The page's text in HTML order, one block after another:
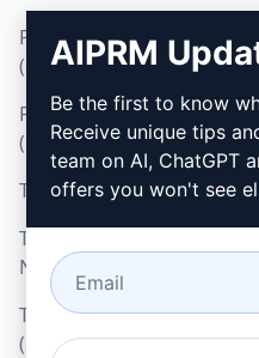
Política de Privacidade
(en)
Política de Uso Aceitável
(en)
Termos de Uso (en)
Termos da Extensão do
Navegador (en)
Termos de Faturamento
(en)
AIPRM
Be the first to know
Receive unique tips
team on AI, ChatGPT
offers you won't see